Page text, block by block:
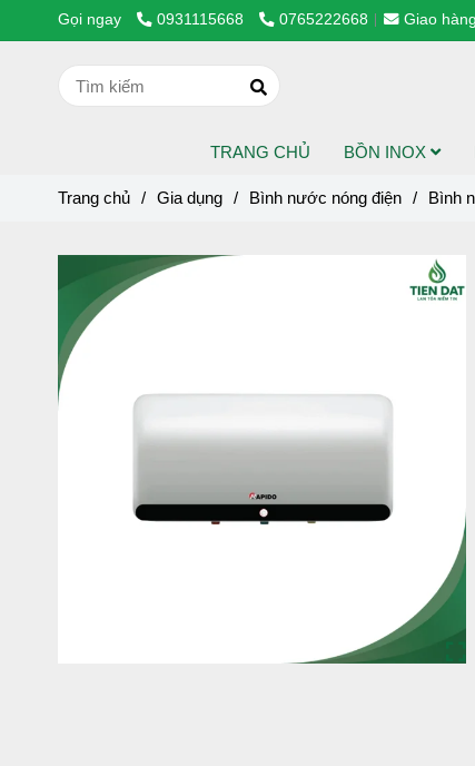
Gọi ngay 0931115668 0765222668 Giao
TRANG CHỦ BỒN INOX
Trang chủ / Gia dụng / Bình nước nóng điện / Bình